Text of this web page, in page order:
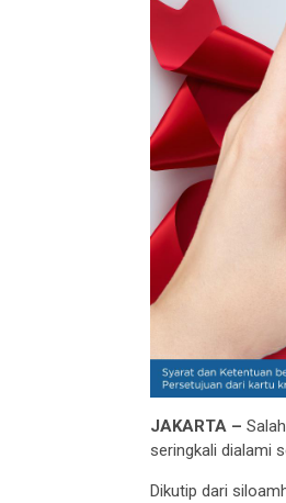
JAKARTA –
seringkali dialami
Dikutip dari